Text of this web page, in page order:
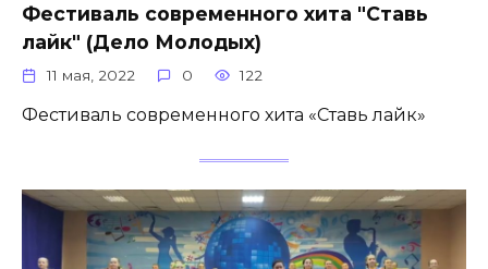
Фестиваль современного хита "Ставь
лайк" (Дело Молодых)
11 мая, 2022 0 122
Фестиваль современного хита «Ставь лайк»